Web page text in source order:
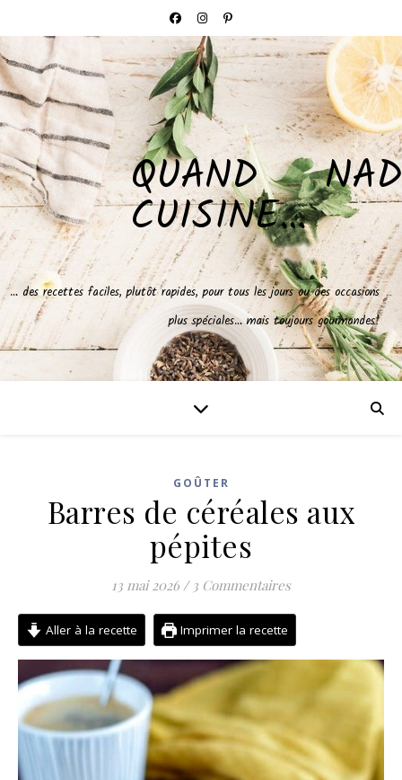
QUAND NAD
CUISINE…
… des recettes faciles, plutôt rapides, pour tous les jours ou des occasions
plus spéciales… mais toujours gourmandes!
GOÛTER
Barres de céréales aux
pépites
13 mai 2026 / 3 Commentaires
Aller à la recette Imprimer la recette